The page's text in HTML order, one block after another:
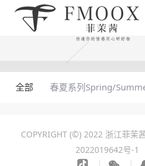
全部 春夏系列Spring/
COPYRIGHT (©) 2022 浙江菲茉
2022019642号-1